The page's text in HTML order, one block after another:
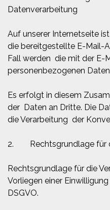
Datenverarbeitung
Auf unserer Internetseite
die bereitgestellte E-Mail-
Fall werden die mit der E-
personenbezogenen
Es erfolgt in diesem
der Daten an Dritte. Die
die Verarbeitung der
2. Rechtsgrundlage für
Rechtsgrundlage für die
Vorliegen einer
DSGVO.